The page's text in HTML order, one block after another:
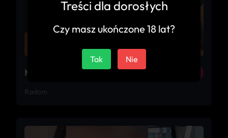
Marika
Radom
Treści dla dorosłych
Czy masz ukończone 18 lat?
Tak Nie